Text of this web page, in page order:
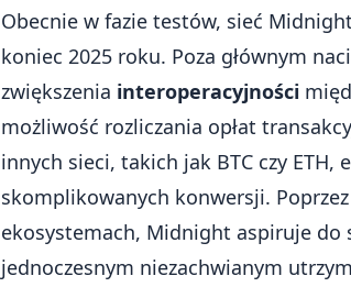
Obecnie w fazie testów, sieć
koniec 2025 roku. Poza głównym
zwiększenia interoperacyjności
możliwość rozliczania opłat
innych sieci, takich jak BTC czy
skomplikowanych konwersji.
ekosystemach, Midnight aspiruje
jednoczesnym niezachwianym